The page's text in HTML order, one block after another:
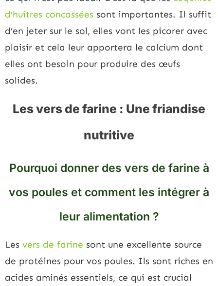
d’huîtres concassées sont importantes. Il suffit
d’en jeter sur le sol, elles vont les picorer avec
plaisir et cela leur apportera le calcium dont
elles ont besoin pour produire des œufs
solides.
Les vers de farine : Une friandise
nutritive
Pourquoi donner des vers de farine à
vos poules et comment les intégrer à
leur alimentation ?
Les vers de farine sont une excellente source
de protéines pour vos poules. Ils sont riches en
acides aminés essentiels, ce qui est crucial